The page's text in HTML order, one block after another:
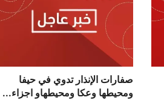
صفارات الإنذار تدوي في حيفا
ومحيطها وعكا ومحيطهاو اجزاء...